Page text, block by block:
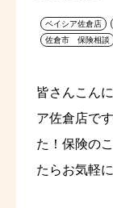
ベイシア佐倉店
佐倉市 保険相談
皆さんこん
ア佐倉店で
た！保険の
たらお気軽